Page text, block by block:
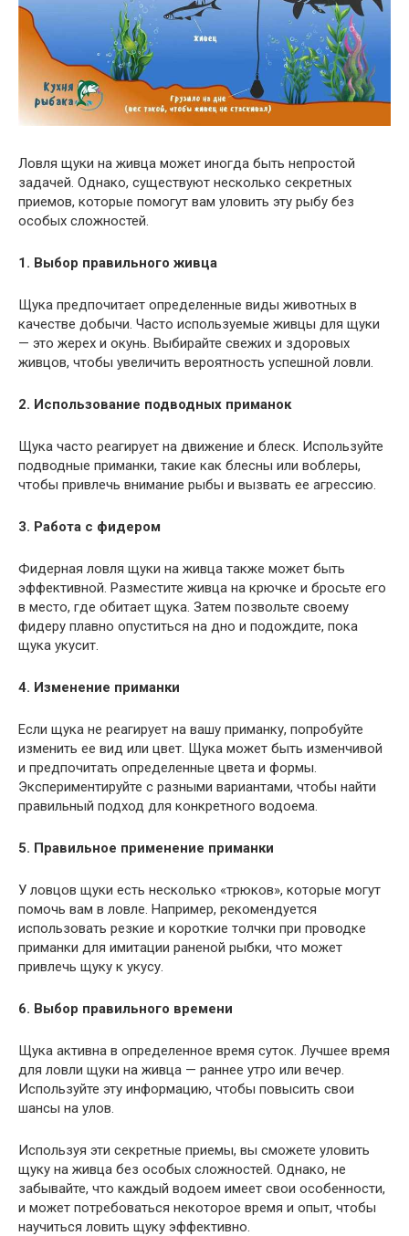
Ловля щуки на живца может иногда быть непростой
задачей. Однако, существуют несколько секретных
приемов, которые помогут вам уловить эту рыбу без
особых сложностей.
1. Выбор правильного живца
Щука предпочитает определенные виды животных в
качестве добычи. Часто используемые живцы для щуки
— это жерех и окунь. Выбирайте свежих и здоровых
живцов, чтобы увеличить вероятность успешной ловли.
2. Использование подводных приманок
Щука часто реагирует на движение и блеск. Используйте
подводные приманки, такие как блесны или воблеры,
чтобы привлечь внимание рыбы и вызвать ее агрессию.
3. Работа с фидером
Фидерная ловля щуки на живца также может быть
эффективной. Разместите живца на крючке и бросьте его
в место, где обитает щука. Затем позвольте своему
фидеру плавно опуститься на дно и подождите, пока
щука укусит.
4. Изменение приманки
Если щука не реагирует на вашу приманку, попробуйте
изменить ее вид или цвет. Щука может быть изменчивой
и предпочитать определенные цвета и формы.
Экспериментируйте с разными вариантами, чтобы найти
правильный подход для конкретного водоема.
5. Правильное применение приманки
У ловцов щуки есть несколько «трюков», которые могут
помочь вам в ловле. Например, рекомендуется
использовать резкие и короткие толчки при проводке
приманки для имитации раненой рыбки, что может
привлечь щуку к укусу.
6. Выбор правильного времени
Щука активна в определенное время суток. Лучшее время
для ловли щуки на живца — раннее утро или вечер.
Используйте эту информацию, чтобы повысить свои
шансы на улов.
Используя эти секретные приемы, вы сможете уловить
щуку на живца без особых сложностей. Однако, не
забывайте, что каждый водоем имеет свои особенности,
и может потребоваться некоторое время и опыт, чтобы
научиться ловить щуку эффективно.